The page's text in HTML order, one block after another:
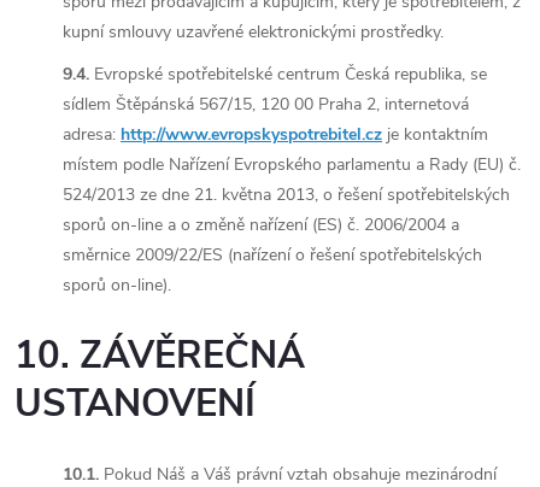
kupní smlouvy uzavřené elektronickými prostředky.
9.4. Evropské spotřebitelské centrum Česká republika, se
sídlem Štěpánská 567/15, 120 00 Praha 2, internetová
adresa: http://www.evropskyspotrebitel.cz je kontaktním
místem podle Nařízení Evropského parlamentu a Rady (EU) č.
524/2013 ze dne 21. května 2013, o řešení spotřebitelských
sporů on-line a o změně nařízení (ES) č. 2006/2004 a
směrnice 2009/22/ES (nařízení o řešení spotřebitelských
sporů on-line).
10. ZÁVĚREČNÁ
USTANOVENÍ
10.1. Pokud Náš a Váš právní vztah obsahuje mezinárodní